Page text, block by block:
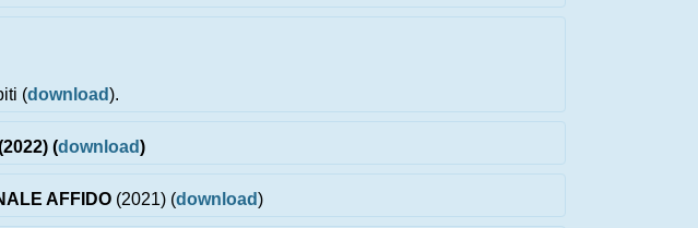
(download).
(download)
AFFIDO (2021) (download)